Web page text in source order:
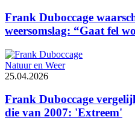
Frank Duboccage
weersomslag: “Gaat fel
Natuur en Weer
25.04.2026
Frank Duboccage
die van 2007: 'Extreem'